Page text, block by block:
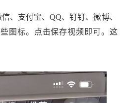
、支付宝、QQ、钉钉、微博、
图标。点击保存视频即可。这